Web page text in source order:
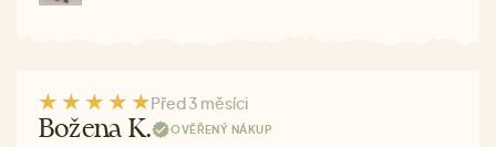
Před 3 měsíci
Božena K. OVĚŘENÝ NÁKUP